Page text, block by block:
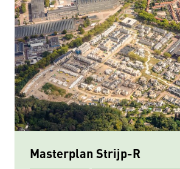
Masterplan Strijp-R